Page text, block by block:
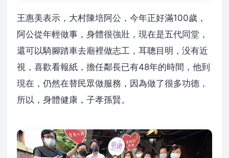
王惠美表示，大村陳培阿公，今年正好滿100歲，
阿公從年輕做事，身體很強壯，現在是五代同堂，
還可以騎腳踏車去廟裡做志工，耳聰目明，没有近
視，喜歡看報紙，擔任鄰長已有48年的時間，他到
現在，仍然在替民眾做服務，因為做了很多功德，
所以，身體健康，子孝孫賢。